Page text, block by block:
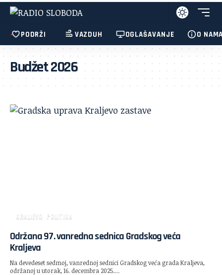
PODRŽI VAZDUH OGLAŠAVANJE O
Budžet 2026
KRALJEVO POLITIKA
Održana 97. vanredna sednica Gradskog veća
Kraljeva
Na devedeset sedmoj, vanrednoj sednici Gradskog veća grada Kraljeva,
održanoj u utorak, 16. decembra 2025.…